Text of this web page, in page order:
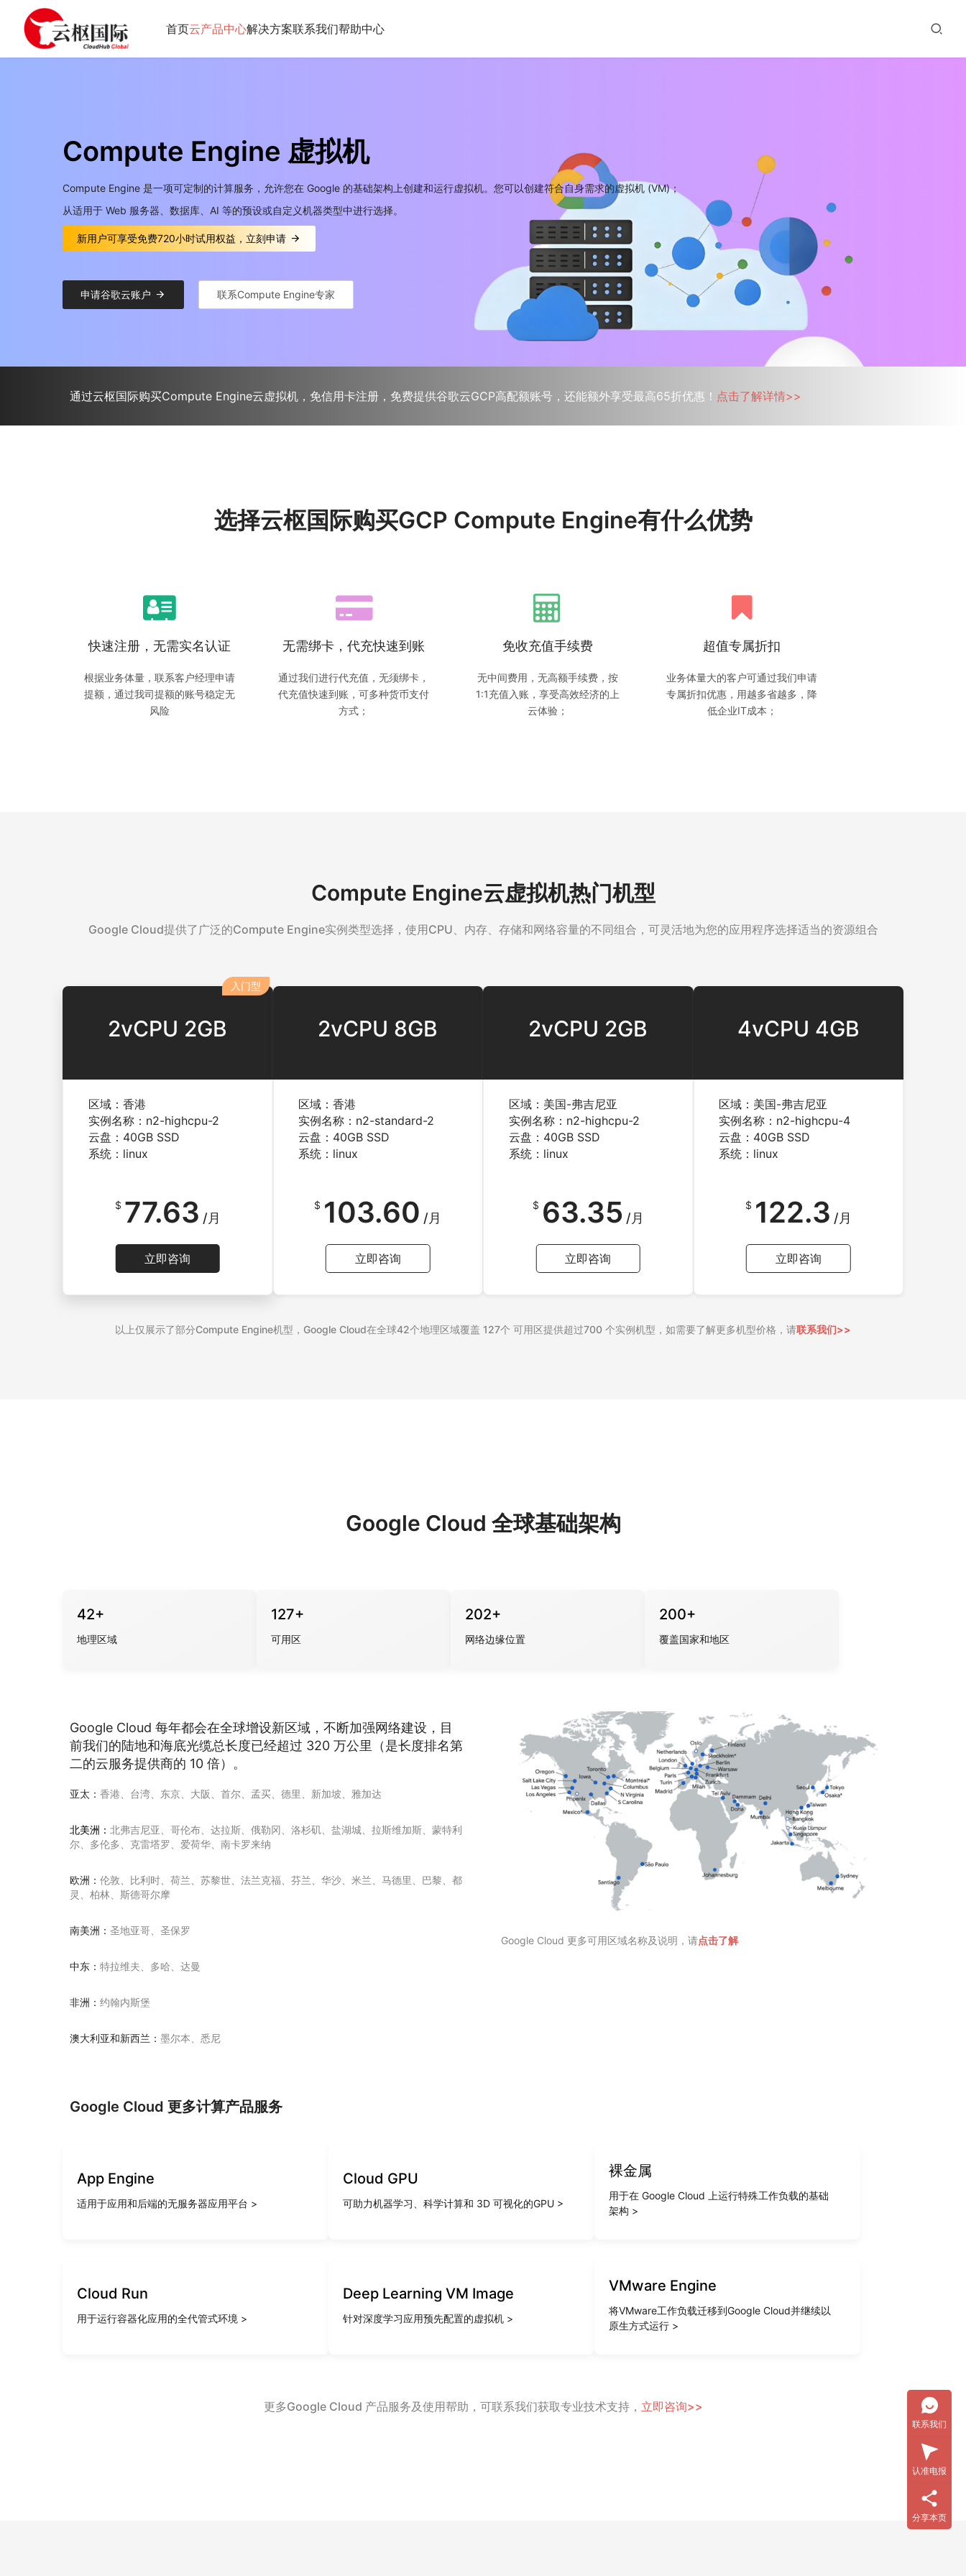
首页云产品中心解决方案联系我们帮助中心
Compute Engine 虚拟机
Compute Engine 是一项可定制的计算服务，允许您在 Google 的基础架构上创建和运行虚拟机。您可以创建符合自身需求的虚拟机 (VM)；
从适用于 Web 服务器、数据库、AI 等的预设或自定义机器类型中进行选择。
新用户可享受免费720小时试用权益，立刻申请
申请谷歌云账户 联系Compute Engine专家
通过云枢国际购买Compute Engine云虚拟机，免信用卡注册，免费提供谷歌云GCP高配额账号，还能额外享受最高65折优惠！ 点击了解详情>>
选择云枢国际购买GCP Compute Engine有什么优势
快速注册，无需实名认证
根据业务体量，联系客户经理申请
提额，通过我司提额的账号稳定无
风险
无需绑卡，代充快速到账
通过我们进行代充值，无须绑卡，
代充值快速到账，可多种货币支付
方式；
免收充值手续费
无中间费用，无高额手续费，按
1:1充值入账，享受高效经济的上
云体验；
超值专属折扣
业务体量大的客户可通过我们申请
专属折扣优惠，用越多省越多，降
低企业IT成本；
Compute Engine云虚拟机热门机型
Google Cloud提供了广泛的Compute Engine实例类型选择，使用CPU、内存、存储和网络容量的不同组合，可灵活地为您的应用程序选择适当的资源组合
入门型
2vCPU 2GB
区域：香港
实例名称：n2-highcpu-2
云盘：40GB SSD
系统：linux
$ 77.63 /月
立即咨询
2vCPU 8GB
区域：香港
实例名称：n2-standard-2
云盘：40GB SSD
系统：linux
$ 103.60 /月
立即咨询
2vCPU 2GB
区域：美国-弗吉尼亚
实例名称：n2-highcpu-2
云盘：40GB SSD
系统：linux
$ 63.35 /月
立即咨询
4vCPU 4GB
区域：美国-弗吉尼亚
实例名称：n2-highcpu-4
云盘：40GB SSD
系统：linux
$ 122.3 /月
立即咨询
以上仅展示了部分Compute Engine机型，Google Cloud在全球42个地理区域覆盖 127个 可用区提供超过700 个实例机型，如需要了解更多机型价格，请联系我们>>
Google Cloud 全球基础架构
42+
地理区域
127+
可用区
202+
网络边缘位置
200+
覆盖国家和地区
Google Cloud 每年都会在全球增设新区域，不断加强网络建设，目
前我们的陆地和海底光缆总长度已经超过 320 万公里（是长度排名第
二的云服务提供商的 10 倍）。
亚太： 香港、台湾、东京、大阪、首尔、孟买、德里、新加坡、雅加达
北美洲： 北弗吉尼亚、哥伦布、达拉斯、俄勒冈、洛杉矶、盐湖城、拉斯维加斯、蒙特利
尔、多伦多、克雷塔罗、爱荷华、南卡罗来纳
欧洲： 伦敦、比利时、荷兰、苏黎世、法兰克福、芬兰、华沙、米兰、马德里、巴黎、都
灵、柏林、斯德哥尔摩
南美洲： 圣地亚哥、圣保罗
中东： 特拉维夫、多哈、达曼
非洲： 约翰内斯堡
澳大利亚和新西兰： 墨尔本、悉尼
Google Cloud 更多可用区域名称及说明，请点击了解
Google Cloud 更多计算产品服务
App Engine
适用于应用和后端的无服务器应用平台 >
Cloud GPU
可助力机器学习、科学计算和 3D 可视化的GPU >
裸金属
用于在 Google Cloud 上运行特殊工作负载的基础
架构 >
Cloud Run
用于运行容器化应用的全代管式环境 >
Deep Learning VM Image
针对深度学习应用预先配置的虚拟机 >
VMware Engine
将VMware工作负载迁移到Google Cloud并继续以
原生方式运行 >
更多Google Cloud 产品服务及使用帮助，可联系我们获取专业技术支持， 立即咨询>>
联系我们
认准电报
分享本页